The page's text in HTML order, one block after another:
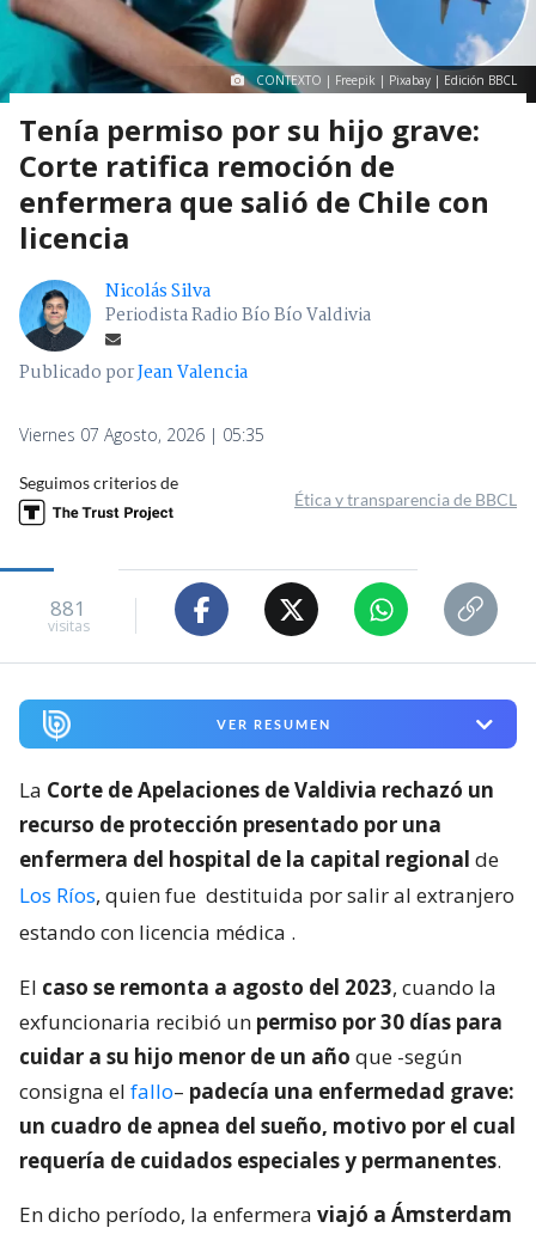
CONTEXTO | Freepik | Pixabay | Edición BBCL
Tenía permiso por su hijo grave:
Corte ratifica remoción de
enfermera que salió de Chile con
licencia
Nicolás Silva
Periodista Radio Bío Bío Valdivia
Publicado porJean Valencia
Viernes 07 Agosto, 2026 | 05:35
Seguimos criterios de
Ética y transparencia de BBCL
881
visitas
VER RESUMEN
La Corte de Apelaciones de Valdivia rechazó un
recurso de protección presentado por una
enfermera del hospital de la capital regional de
Los Ríos, quien fue destituida por salir al extranjero
estando con licencia médica .
El caso se remonta a agosto del 2023, cuando la
exfuncionaria recibió un permiso por 30 días para
cuidar a su hijo menor de un año que -según
consigna el fallo– padecía una enfermedad grave:
un cuadro de apnea del sueño, motivo por el cual
requería de cuidados especiales y permanentes.
En dicho período, la enfermera viajó a Ámsterdam